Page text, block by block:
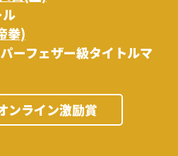
拳)
ーフェザー級タイトルマ
ンライン激励賞